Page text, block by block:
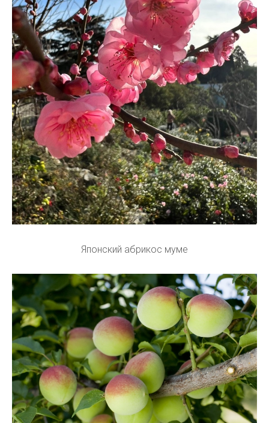
Японский абрикос муме